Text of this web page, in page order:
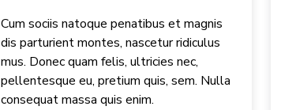
Cum sociis natoque penatibus et magnis
dis parturient montes, nascetur ridiculus
mus. Donec quam felis, ultricies nec,
pellentesque eu, pretium quis, sem. Nulla
consequat massa quis enim.